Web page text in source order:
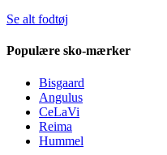
Se alt fodtøj
Populære sko-mærker
Bisgaard
Angulus
CeLaVi
Reima
Hummel